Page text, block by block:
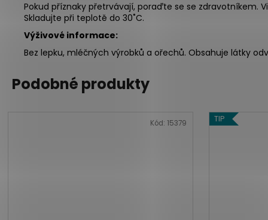
Pokud příznaky přetrvávají, poraďte se se zdravotníkem.
Skladujte při teplotě do 30˚C.
Výživové informace:
Bez lepku, mléčných výrobků a ořechů. Obsahuje látky
Podobné produkty
Kód: 15379 TIP